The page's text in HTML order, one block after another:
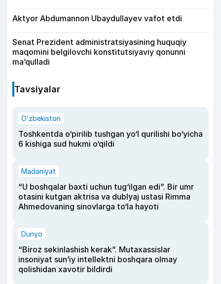
Aktyor Abdu­mannon Ubaydullayev vafot etdi
Senat Prezident administratsiyasining huquqiy
maqomini belgilovchi konstitutsiyaviy qonunni
ma’qulladi
Tavsiyalar
O‘zbekiston
Toshkentda o‘pirilib tushgan yo‘l qurilishi bo‘yicha
6 kishiga sud hukmi o‘qildi
Madaniyat
“U boshqalar baxti uchun tug‘ilgan edi”. Bir umr
otasini kutgan aktrisa va dublyaj ustasi Rimma
Ahmedovaning sinovlarga to‘la hayoti
Dunyo
“Biroz sekinlashish kerak”. Mutaxassislar
insoniyat sun’iy intellektni boshqara olmay
qolishidan xavotir bildirdi